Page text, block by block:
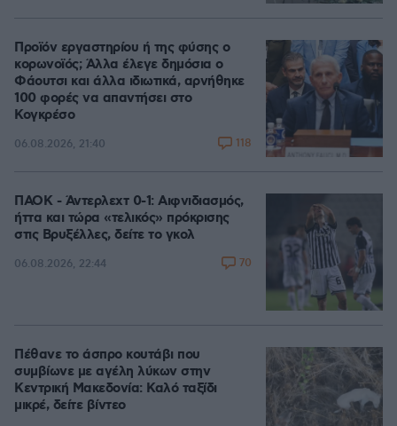
Προϊόν εργαστηρίου ή της φύσης ο
κορωνοϊός; Άλλα έλεγε δημόσια ο
Φάουτσι και άλλα ιδιωτικά, αρνήθηκε
100 φορές να απαντήσει στο
Κογκρέσο
06.08.2026, 21:40 118
ΠΑΟΚ - Άντερλεχτ 0-1: Αιφνιδιασμός,
ήττα και τώρα «τελικός» πρόκρισης
στις Βρυξέλλες, δείτε το γκολ
06.08.2026, 22:44 70
Πέθανε το άσπρο κουτάβι που
συμβίωνε με αγέλη λύκων στην
Κεντρική Μακεδονία: Καλό ταξίδι
μικρέ, δείτε βίντεο